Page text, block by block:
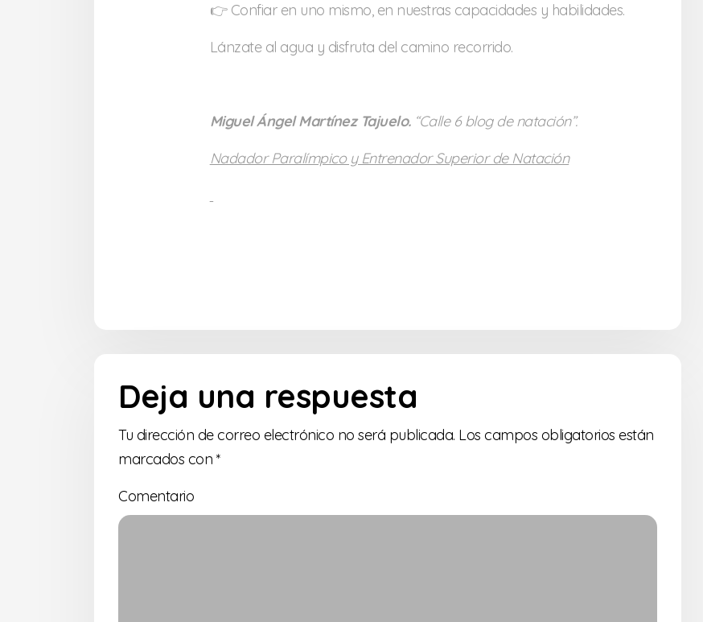
👉 Confiar en uno mismo, en nuestras capacidades y habilidades.
Lánzate al agua y disfruta del camino recorrido.
Miguel Ángel Martínez Tajuelo. “Calle 6 blog de natación”.
Nadador Paralímpico y Entrenador Superior de Natación
Deja una respuesta
Tu dirección de correo electrónico no será publicada. Los campos obligatorios están
marcados con *
Comentario